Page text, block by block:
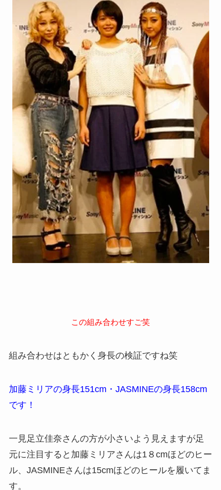
この組み合わせすご笑
組み合わせはともかく身長の検証ですね笑
加藤ミリアの身長151cm・JASMINEの身長158cm
です！
一見足立佳奈さんの方が小さいよう見えますが足
元に注目すると加藤ミリアさんは1８cmほどのヒー
ル、JASMINEさんは15cmほどのヒールを履いてま
す。